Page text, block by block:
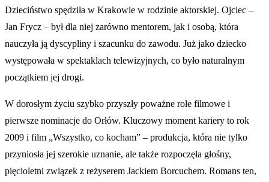
Dzieciństwo spędziła w Krakowie w rodzinie aktorskiej. Ojciec –
Jan Frycz – był dla niej zarówno mentorem, jak i osobą, która
nauczyła ją dyscypliny i szacunku do zawodu. Już jako dziecko
występowała w spektaklach telewizyjnych, co było naturalnym
początkiem jej drogi.
W dorosłym życiu szybko przyszły poważne role filmowe i
pierwsze nominacje do Orłów. Kluczowy moment kariery to rok
2009 i film „Wszystko, co kocham” – produkcja, która nie tylko
przyniosła jej szerokie uznanie, ale także rozpoczęła głośny,
pięcioletni związek z reżyserem Jackiem Borcuchem. Romans ten,